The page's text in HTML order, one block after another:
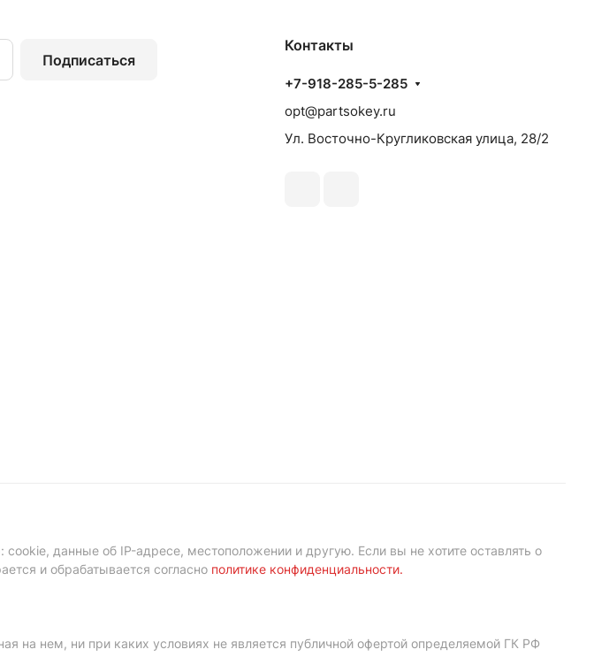
Подписаться
Контакты
+7-918-285-5-285
opt@partsokey.ru
Ул. Восточно-Кругликовская улица, 28/2
данные об IP-адресе, местоположении и другую. Если вы не хотите оставлять о
и обрабатывается согласно политике конфиденциальности.
на нем, ни при каких условиях не является публичной офертой определяемой ГК РФ